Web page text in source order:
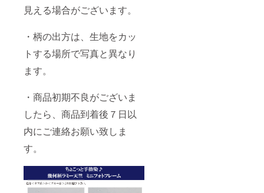
見える場合がございます。
・柄の出方は、生地をカッ
トする場所で写真と異なり
ます。
・商品初期不良がございま
したら、商品到着後７日以
内にご連絡お願い致しま
す。